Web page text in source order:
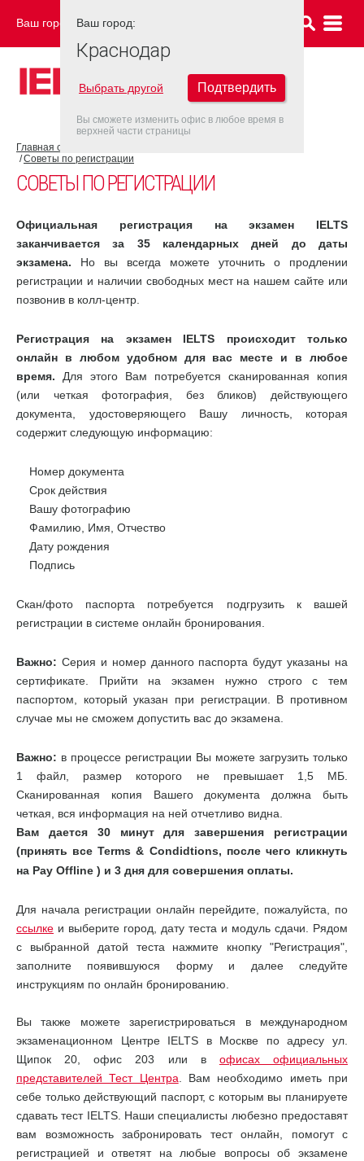
Ваш город: КРАСНОДАР
Главная страница
Советы по регистрации
СОВЕТЫ ПО РЕГИСТРАЦИИ
Официальная регистрация на экзамен IELTS
заканчивается за 35 календарных дней до даты
экзамена. Но вы всегда можете уточнить о продлении
регистрации и наличии свободных мест на нашем сайте или
позвонив в колл-центр.
Регистрация на экзамен IELTS происходит только
онлайн в любом удобном для вас месте и в любое
время. Для этого Вам потребуется сканированная копия
(или четкая фотография, без бликов) действующего
документа, удостоверяющего Вашу личность, которая
содержит следующую информацию:
Номер документа
Срок действия
Вашу фотографию
Фамилию, Имя, Отчество
Дату рождения
Подпись
Скан/фото паспорта потребуется подгрузить к вашей
регистрации в системе онлайн бронирования.
Важно: Серия и номер данного паспорта будут указаны на
сертификате. Прийти на экзамен нужно строго с тем
паспортом, который указан при регистрации. В противном
случае мы не сможем допустить вас до экзамена.
Важно: в процессе регистрации Вы можете загрузить только
1 файл, размер которого не превышает 1,5 МБ.
Сканированная копия Вашего документа должна быть
четкая, вся информация на ней отчетливо видна.
Вам дается 30 минут для завершения регистрации
(принять все Terms & Condidtions, после чего кликнуть
на Pay Offline ) и 3 дня для совершения оплаты.
Для начала регистрации онлайн перейдите, пожалуйста, по
ссылке и выберите город, дату теста и модуль сдачи. Рядом
с выбранной датой теста нажмите кнопку "Регистрация",
заполните появившуюся форму и далее следуйте
инструкциям по онлайн бронированию.
Вы также можете зарегистрироваться в международном
экзаменационном Центре IELTS в Москве по адресу ул.
Щипок 20, офис 203 или в офисах официальных
представителей Тест Центра . Вам необходимо иметь при
себе только действующий паспорт, с которым вы планируете
сдавать тест IELTS. Наши специалисты любезно предоставят
вам возможность забронировать тест онлайн, помогут с
регистрацией и ответят на любые вопросы об экзамене
Ваш город:
Краснодар
Выбрать другой Подтвердить
Вы сможете изменить офис в любое время в
верхней части страницы